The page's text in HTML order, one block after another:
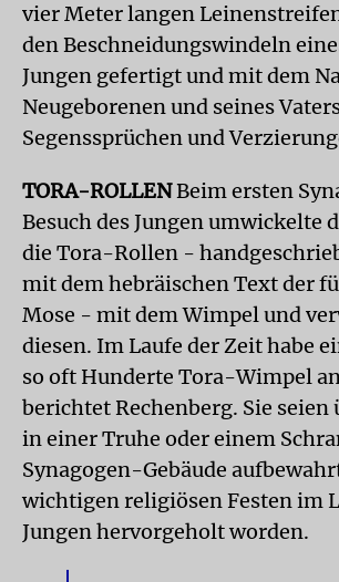
vier Meter langen
den Beschneidungswindeln
Jungen gefertigt und mit dem
Neugeborenen und seines
Segenssprüchen und
TORA-ROLLENBeim ersten
Besuch des Jungen umwickelte
die Tora-Rollen -
mit dem hebräischen Text der
Mose - mit dem Wimpel und
diesen. Im Laufe der Zeit habe
so oft Hunderte Tora-Wimpel
berichtet Rechenberg. Sie seien
in einer Truhe oder einem
Synagogen-Gebäude
wichtigen religiösen Festen im
Jungen hervorgeholt worden.